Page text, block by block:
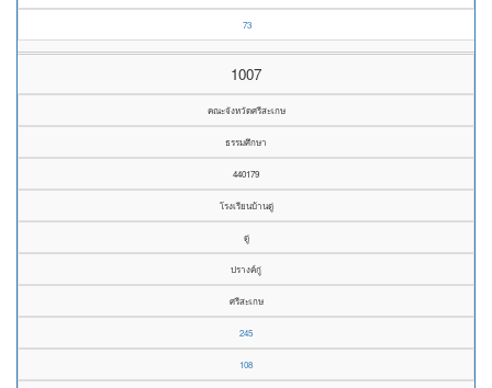
73
1007
คณะจังหวัดศรีสะเกษ
ธรรมศึกษา
440179
โรงเรียนบ้านดู่
ดู่
ปรางค์กู่
ศรีสะเกษ
245
108